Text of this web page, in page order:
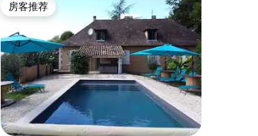
房客推荐
房客推荐